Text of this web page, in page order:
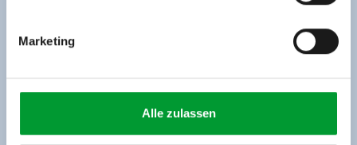
Marketing
Alle zulassen